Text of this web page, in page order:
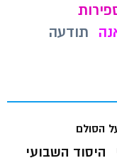
תודעה
הסולם
היסוד השבועי